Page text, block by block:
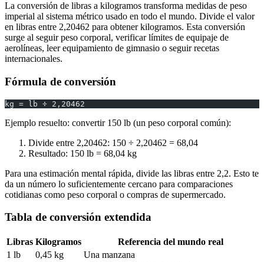
La conversión de libras a kilogramos transforma medidas de peso
imperial al sistema métrico usado en todo el mundo. Divide el valor
en libras entre 2,20462 para obtener kilogramos. Esta conversión
surge al seguir peso corporal, verificar límites de equipaje de
aerolíneas, leer equipamiento de gimnasio o seguir recetas
internacionales.
Fórmula de conversión
kg = lb ÷ 2,20462
Ejemplo resuelto: convertir 150 lb (un peso corporal común):
Divide entre 2,20462: 150 ÷ 2,20462 = 68,04
Resultado: 150 lb = 68,04 kg
Para una estimación mental rápida, divide las libras entre 2,2. Esto te
da un número lo suficientemente cercano para comparaciones
cotidianas como peso corporal o compras de supermercado.
Tabla de conversión extendida
Libras Kilogramos
Referencia del mundo real
1 lb
0,45 kg
Una manzana